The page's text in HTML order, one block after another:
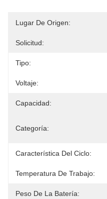
Lugar De Origen:
Solicitud:
Tipo:
Voltaje:
Capacidad:
Categoría:
Característica Del Ciclo:
Temperatura De Trabajo:
Peso De La Batería: